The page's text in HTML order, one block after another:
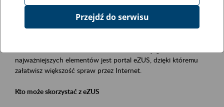
Opis wydarzenia
Platforma Usług Elektronicznych eZUS
najważniejszych elementów jest portal eZUS, dzięki któremu
załatwisz większość spraw przez Internet.
Kto może skorzystać z eZUS
Przejdź do serwisu